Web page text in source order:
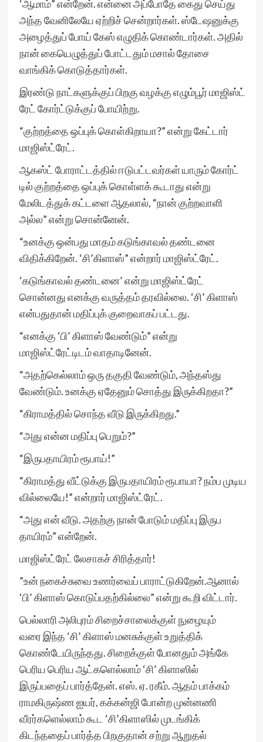
‘ஆமாம்” என்றேன். என்னை அப்போதே கைது செய்து
அந்த வேனிலேயே ஏற்றிச் சென்றார்கள். ஸ்டேஷனுக்கு
அழைத்துப் போய் கேஸ் எழுதிக் கொண்டார்கள். அதில்
நான் கையெழுத்துப் போட்டதும் மசால் தோசை
வாங்கிக் கொடுத்தார்கள்.
இரண்டு நாட்களுக்குப் பிறகு வழக்கு எழும்பூர் மாஜிஸ்ட்
ரேட் கோர்ட்டுக்குப் போயிற்று.
“குற்றத்தை ஒப்புக் கொள்கிறாயா?” என்று கேட்டார்
மாஜிஸ்ட்ரேட்.
ஆகஸ்ட் போராட்டத்தில் ஈடுபட்டவர்கள் யாரும் கோர்ட்
டில் குற்றத்தை ஒப்புக் கொள்ளக் கூடாது என்று
மேலிடத்துக் கட்டளை ஆதலால், “நான் குற்றவாளி
அல்ல” என்று சொன்னேன்.
“உனக்கு ஒன்பது மாதம் கடுங்காவல் தண்டனை
விதிக்கிறேன். ‘சி’கிளாஸ்” என்றார் மாஜிஸ்ட்ரேட்.
‘கடுங்காவல் தண்டனை’ என்று மாஜிஸ்ட்ரேட்
சொன்னது எனக்கு வருத்தம் தரவில்லை. ‘சி’ கிளாஸ்
என்பதுதான் மதிப்புக் குறைவாகப் பட்டது.
“எனக்கு ‘பி’ கிளாஸ் வேண்டும்” என்று
மாஜிஸ்ட்ரேட்டிடம் வாதாடினேன்.
“அதற்கெல்லாம் ஒரு தகுதி வேண்டும், அந்தஸ்து
வேண்டும். உனக்கு ஏதேனும் சொத்து இருக்கிறதா?”
“கிராமத்தில் சொந்த வீடு இருக்கிறது.”
“அது என்ன மதிப்பு பெறும்?”
“இருபதாயிரம் ரூபாய்!”
“கிராமத்து வீட்டுக்கு இருபதாயிரம் ரூபாயா? நம்ப முடிய
வில்லையே!” என்றார் மாஜிஸ்ட்ரேட்.
“அது என் வீடு. அதற்கு நான் போடும் மதிப்பு இருப
தாயிரம்” என்றேன்.
மாஜிஸ்ட்ரேட் லேசாகச் சிரித்தார்!
”உன் நகைச்சுவை உணர்வைப் பாராட்டுகிறேன்.ஆனால்
‘பி’ கிளாஸ் கொடுப்பதற்கில்லை” என்று கூறி விட்டார்.
பெல்லாரி அலிபுரம் சிறைச்சாலைக்குள் நுழையும்
வரை இந்த ‘சி’ கிளாஸ் மனசுக்குள் உறுத்திக்
கொண்டேயிருந்தது. சிறைக்குள் போனதும் அங்கே
பெரிய பெரிய ஆட்களெல்லாம் ‘சி’ கிளாஸில்
இருப்பதைப் பார்த்தேன். எஸ். ஏ. ரகீம். ஆதம் பாக்கம்
ராமகிருஷ்ண ஐயர், கக்கன்ஜி போன்ற முன்னணி
வீரர்களெல்லாம் கூட ‘சி’கிளாஸில் முடங்கிக்
கிடந்ததைப் பார்த்த பிறகுதான் சற்று ஆறுதல்